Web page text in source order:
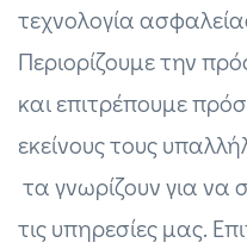
τεχνολογία
Περιορίζουμε την
και επιτρέπουμε
εκείνους τους
τα γνωρίζουν για
τις υπηρεσίες μας.